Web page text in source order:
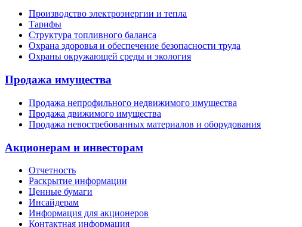
Производство электроэнергии и тепла
Тарифы
Структура топливного баланса
Охрана здоровья и обеспечение безопасности труда
Охраны окружающей среды и экология
Продажа имущества
Продажа непрофильного недвижимого имущества
Продажа движимого имущества
Продажа невостребованных материалов и оборудования
Акционерам и инвесторам
Отчетность
Раскрытие информации
Ценные бумаги
Инсайдерам
Информация для акционеров
Контактная информация